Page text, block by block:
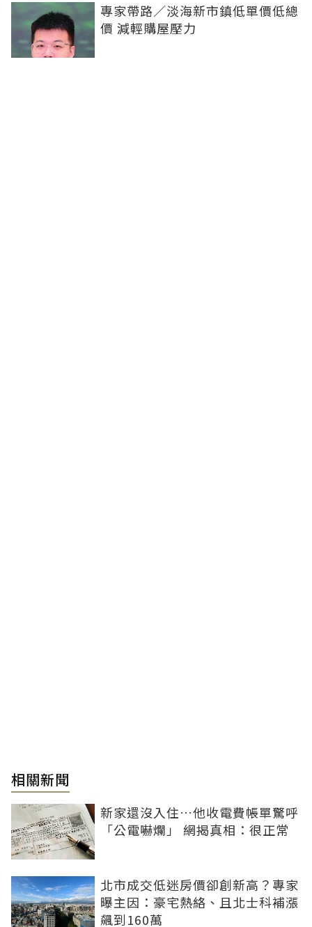
專家帶路／淡海新市鎮低單價低總
價 減輕購屋壓力
相關新聞
新家還沒入住…他收電費帳單驚呼
「公電嚇爛」 網揭真相：很正常
北市成交低迷房價卻創新高？專家
曝主因：豪宅熱絡、且北士科補漲
飆到160萬